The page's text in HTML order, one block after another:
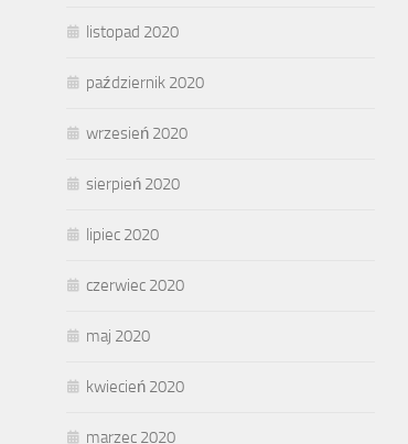
listopad 2020
październik 2020
wrzesień 2020
sierpień 2020
lipiec 2020
czerwiec 2020
maj 2020
kwiecień 2020
marzec 2020